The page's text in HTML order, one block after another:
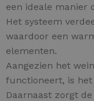
een ideale manier
Het systeem
waardoor een
elementen.
Aangezien het
functioneert, is het
Daarnaast zorgt